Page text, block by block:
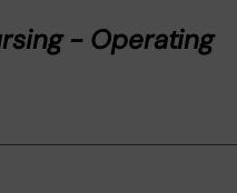
- Operating